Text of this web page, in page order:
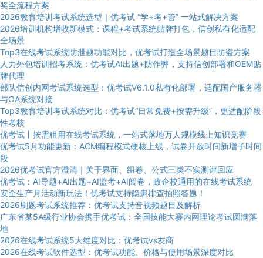
奖全流程方案
2026教育培训考试系统选型｜优考试 “学+考+管” 一站式解决方案
2026培训机构增收新模式：课程+考试系统贴牌打包，信创私有化适配
全场景
Top3在线考试系统防泄题功能对比，优考试打造全场景题目防盗方案
人力外包培训招考系统：优考试AI出题+防作弊，支持信创部署和OEM贴
牌代理
部队信创内网考试系统选型：优考试V6.1.0私有化部署，适配国产服务器
与OA系统对接
Top3教育培训考试系统对比：优考试“日常免费+按需升级”，更适配阶段
性考核
优考试丨按需租用在线考试系统，一站式落地万人规模线上知识竞赛
优考试5月功能更新：ACM编程模式硬核上线，试卷开放时间新增子时间
段
2026优考试官方澄清｜关于界面、组卷、公式三类不实测评回应
优考试：AI导题+AI出题+AI监考+AI阅卷，政企校通用的在线考试系统
安全生产月活动新玩法！优考试支持隐患排查拍照答题！
2026刷题考试系统推荐：优考试支持音视频题目及解析
广东省某5A级行业协会携手优考试：全国技能大赛内网理论考试圆满落
地
2026在线考试系统5大维度对比：优考试vs友商
2026在线考试软件选型：优考试功能、价格与使用场景深度对比